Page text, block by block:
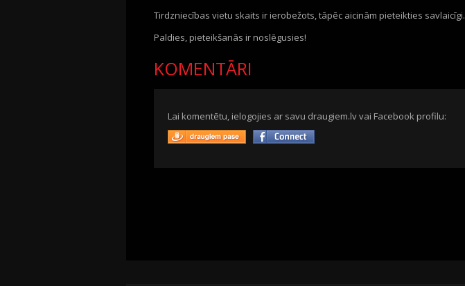
Tirdzniecības vietu skaits ir ierobežots, tāpēc aicinām pieteikties savlaicīgi.
Paldies, pieteikšanās ir noslēgusies!
KOMENTĀRI
Lai komentētu, ielogojies ar savu draugiem.lv vai Facebook profilu: